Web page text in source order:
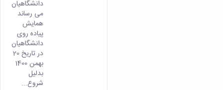
دانشگاهیان
می رساند
همایش
پیاده روی
دانشگاهیان
در تاریخ 20
بهمن 1400
بدلیل
شروع...